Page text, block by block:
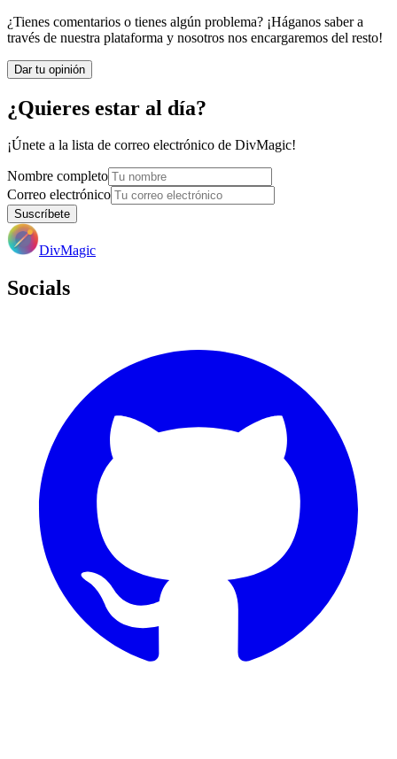
¿Tienes comentarios o tienes algún problema? ¡Háganos saber a
través de nuestra plataforma y nosotros nos encargaremos del resto!
Dar tu opinión
¿Quieres estar al día?
¡Únete a la lista de correo electrónico de DivMagic!
Nombre completo
Correo electrónico
Suscríbete
DivMagic
Socials